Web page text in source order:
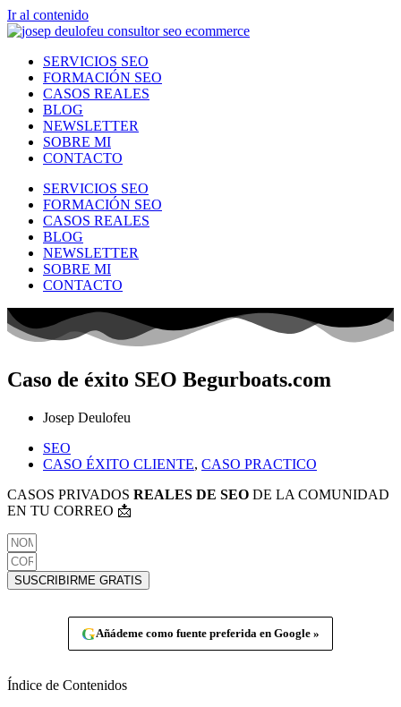
Ir al contenido
SERVICIOS SEO
FORMACIÓN SEO
CASOS REALES
BLOG
NEWSLETTER
SOBRE MI
CONTACTO
SERVICIOS SEO
FORMACIÓN SEO
CASOS REALES
BLOG
NEWSLETTER
SOBRE MI
CONTACTO
Caso de éxito SEO Begurboats.com
Josep Deulofeu
SEO
CASO ÉXITO CLIENTE, CASO PRACTICO
CASOS PRIVADOS REALES DE SEO DE LA COMUNIDAD
EN TU CORREO 📩
SUSCRIBIRME GRATIS
GAñádeme como fuente preferida en Google »
Índice de Contenidos